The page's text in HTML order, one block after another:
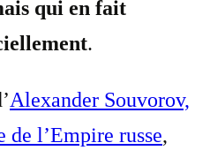
qui en fait
.
Alexander Souvorov,
de l’Empire russe,